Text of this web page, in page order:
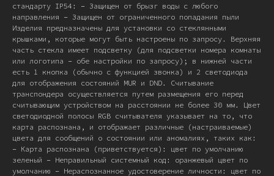
стандарту IP54: – Защищен от брызг воды с любого
направления – Защищен от ограниченного попадания пыли
Изделия предназначены для установки со стеклянными
крышками, которые могут быть настроены по запросу. Верхняя
часть стекла имеет подсветку (для подсветки номера комнаты
или логотипа – обе настройки по запросу); в нижней части
есть 1 кнопка (обычно с функцией звонка) и 2 светодиода
для отображения состояний MUR и DND. Считывание
транспондера осуществляется путем размещения его перед
считывающим устройством на расстоянии не более 30 мм. Цвет
светодиодной полосы RGB считывателя указывает на то, что
карта распознана, и отображает различные (настраиваемые)
цвета для сообщений о состоянии или аномалиях, таких как:
– Карта распознана (приветствуется): цвет по умолчанию
зеленый – Неправильный системный код: оранжевый цвет по
умолчанию – Нераспознанное удостоверение личности: цвет по